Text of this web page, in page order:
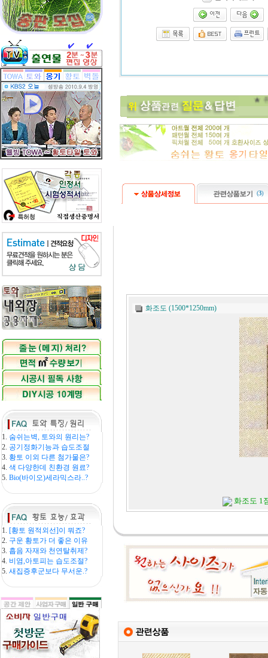
1. 숨쉬는벽, 토와의 원리는?
2. 공기정화기능과 습도조절
3.황토 이외 다른 첨가물은?
4.색 다양한데 친환경 원료?
5.Bio(바이오)세라믹스라..?
1. [황토 원적외선]이 뭐죠?
2. 구운 황토가 더 좋은 이유
3. 흡음 자재와 천연탈취제?
4. 비염,아토피는 습도조절?
5.새집증후군보다 무서운.?
★
(3)
화조도 (1500*1250mm)
화조도 1